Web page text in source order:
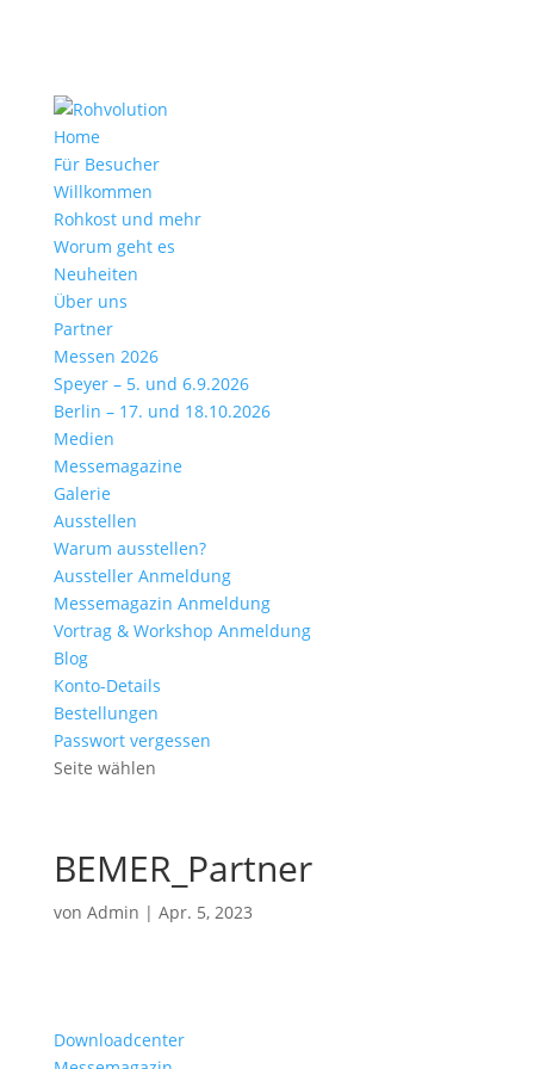
Home
Für Besucher
Willkommen
Rohkost und mehr
Worum geht es
Neuheiten
Über uns
Partner
Messen 2026
Speyer – 5. und 6.9.2026
Berlin – 17. und 18.10.2026
Medien
Messemagazine
Galerie
Ausstellen
Warum ausstellen?
Aussteller Anmeldung
Messemagazin Anmeldung
Vortrag & Workshop Anmeldung
Blog
Konto-Details
Bestellungen
Passwort vergessen
Seite wählen
BEMER_Partner
von Admin | Apr. 5, 2023
Downloadcenter